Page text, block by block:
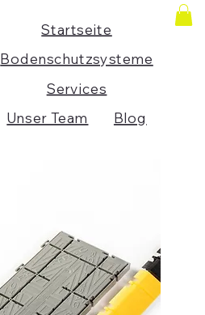
Startseite
Bodenschutzsysteme
Services
Unser Team
Blog